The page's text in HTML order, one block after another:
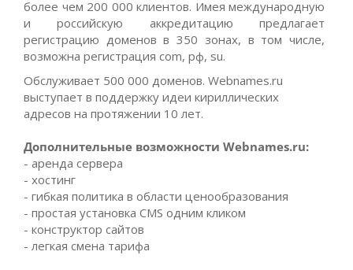
более чем 200 000 клиентов. Имея международную
и российскую аккредитацию предлагает
регистрацию доменов в 350 зонах, в том числе,
возможна регистрация com, рф, su.
Обслуживает 500 000 доменов. Webnames.ru
выступает в поддержку идеи кириллических
адресов на протяжении 10 лет.
Дополнительные возможности Webnames.ru:
- аренда сервера
- хостинг
- гибкая политика в области ценообразования
- простая установка CMS одним кликом
- конструктор сайтов
- легкая смена тарифа